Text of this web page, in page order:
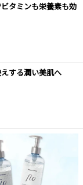
タミンも栄養素も効
する潤い美肌へ